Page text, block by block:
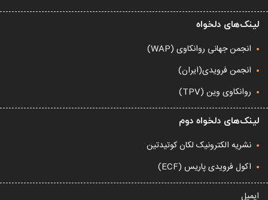
لینک‌های دلخواه
انجمن جهانی روانکاوی (WAP)
انجمن فرویدی(ایران)
روانکاوی وین (TPV)
لینک‌های دلخواه دوم
نشریه الکترونیک لکان کوتیدتین
اکول فرویدی پاریس (ECF)
ایمیل